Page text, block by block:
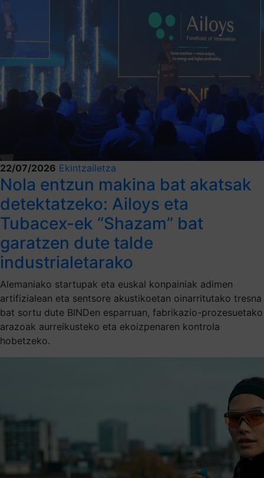
22/07/2026 Ekintzailetza
Nola entzun makina bat akatsak
detektatzeko: Ailoys eta
Tubacex-ek “Shazam” bat
garatzen dute talde
industrialetarako
Alemaniako startupak eta euskal konpainiak adimen
artifizialean eta sentsore akustikoetan oinarritutako tresna
bat sortu dute BINDen esparruan, fabrikazio-prozesuetako
arazoak aurreikusteko eta ekoizpenaren kontrola
hobetzeko.